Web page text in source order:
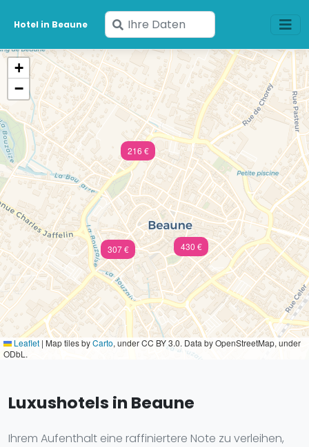
Hotel in Beaune
Geben
Sie
Ihre
Daten
ein
430 €
216 €
307 €
+
−
Leaflet | Map tiles byCarto, under CC BY 3.0. Data by OpenStreetMap, under
ODbL.
Luxushotels in Beaune
Ihrem Aufenthalt eine raffiniertere Note zu verleihen,